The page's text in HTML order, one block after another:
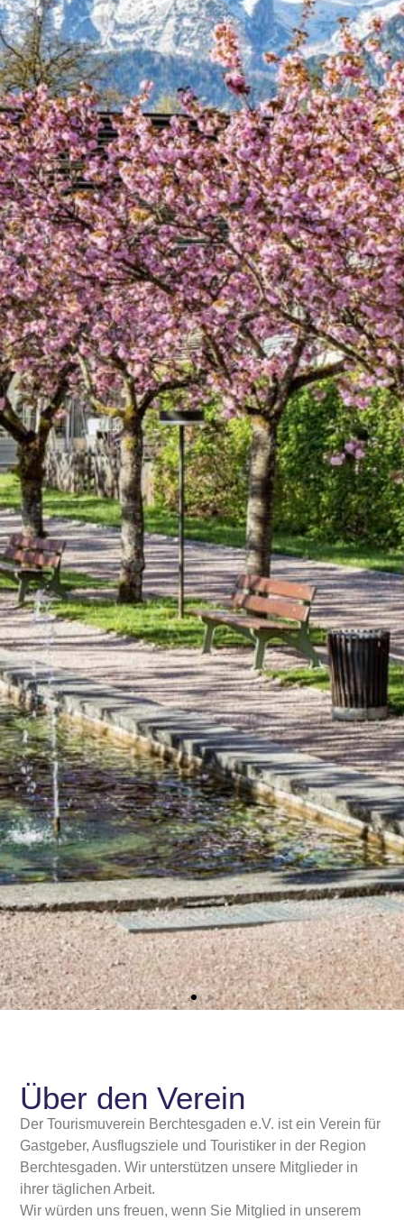
Über den Verein
Der Tourismuverein Berchtesgaden e.V. ist ein Verein für
Gastgeber, Ausflugsziele und Touristiker in der Region
Berchtesgaden. Wir unterstützen unsere Mitglieder in
ihrer täglichen Arbeit.
Wir würden uns freuen, wenn Sie Mitglied in unserem